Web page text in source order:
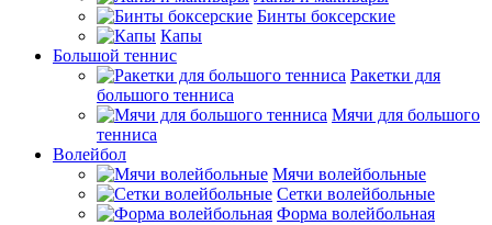
Бинты боксерские
Капы
Большой теннис
Ракетки для
большого тенниса
Мячи для большого
тенниса
Волейбол
Мячи волейбольные
Сетки волейбольные
Форма волейбольная